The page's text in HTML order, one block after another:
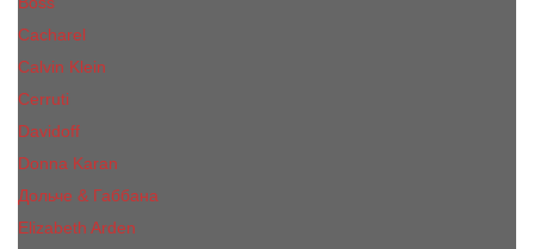
Cacharel
Calvin Klein
Cerruti
Davidoff
Donna Karan
Дольче & Габбана
Elizabeth Arden